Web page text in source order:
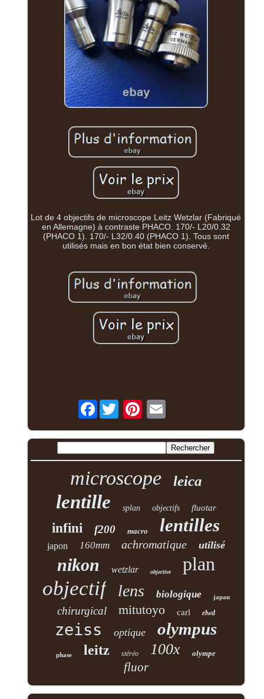
Lot de 4 objectifs de microscope Leitz Wetzlar (Fabriqué
en Allemagne) à contraste PHACO. 170/- L20/0.32
(PHACO 1). 170/- L32/0.40 (PHACO 1). Tous sont
utilisés mais en bon état bien conservé.
Facebook
microscope leica
lentille splan objectifs fluotar
infini f200 macro lentilles
japon 160mm achromatique utilisé
nikon wetzlar objective plan
objectif lens biologique japan
chirurgical mitutoyo carl elwd
zeiss optique olympus
phase leitz stéréo 100x olympe
fluor